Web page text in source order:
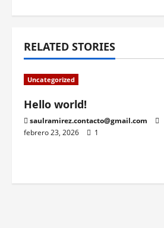
t
n
a
v
i
g
t
RELATED STORIES
Uncategorized
Hello world!
saulramirez.contacto@gmail.com
febrero 23, 2026
1